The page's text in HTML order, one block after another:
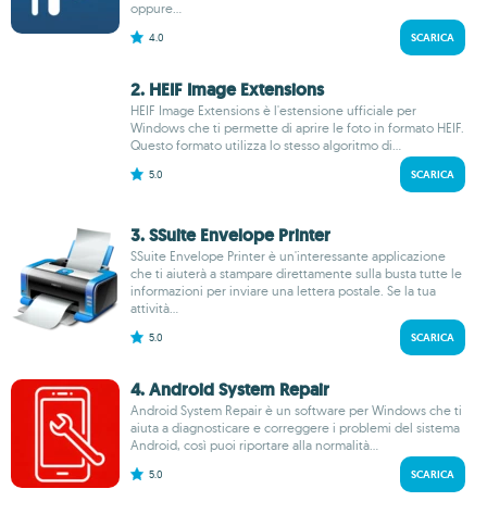
oppure...
4.0 SCARICA
2. HEIF Image Extensions
HEIF Image Extensions è l'estensione ufficiale per
Windows che ti permette di aprire le foto in formato HEIF.
Questo formato utilizza lo stesso algoritmo di...
5.0 SCARICA
3. SSuite Envelope Printer
SSuite Envelope Printer è un'interessante applicazione
che ti aiuterà a stampare direttamente sulla busta tutte le
informazioni per inviare una lettera postale. Se la tua
attività...
5.0 SCARICA
4. Android System Repair
Android System Repair è un software per Windows che ti
aiuta a diagnosticare e correggere i problemi del sistema
Android, così puoi riportare alla normalità...
5.0 SCARICA